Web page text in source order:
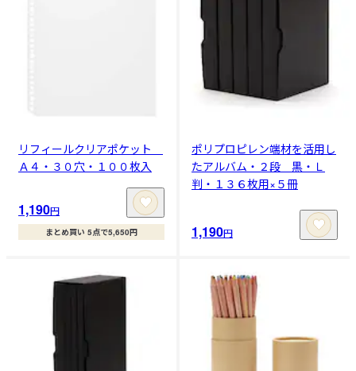
リフィールクリアポケット
Ａ４・３０穴・１００枚入
1,190円
まとめ買い 5点で5,650円
ポリプロピレン端材を活用し
たアルバム・２段 黒・Ｌ
判・１３６枚用×５冊
1,190円